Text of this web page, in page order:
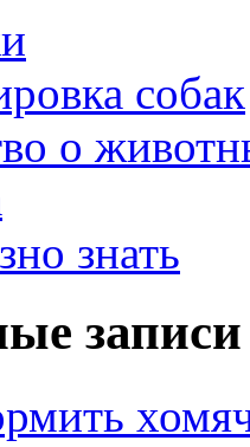
собак
о
знать
записи